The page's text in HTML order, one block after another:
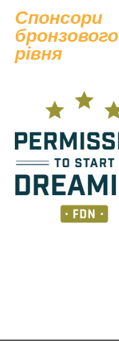
Спонсори
бронзового
рівня